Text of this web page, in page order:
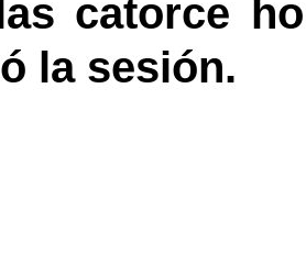
catorce
la sesión.